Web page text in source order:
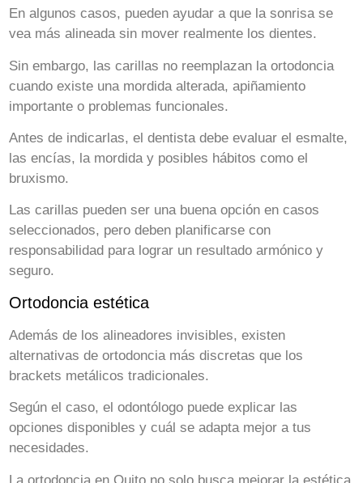
En algunos casos, pueden ayudar a que la sonrisa se
vea más alineada sin mover realmente los dientes.
Sin embargo, las carillas no reemplazan la ortodoncia
cuando existe una mordida alterada, apiñamiento
importante o problemas funcionales.
Antes de indicarlas, el dentista debe evaluar el esmalte,
las encías, la mordida y posibles hábitos como el
bruxismo.
Las carillas pueden ser una buena opción en casos
seleccionados, pero deben planificarse con
responsabilidad para lograr un resultado armónico y
seguro.
Ortodoncia estética
Además de los alineadores invisibles, existen
alternativas de ortodoncia más discretas que los
brackets metálicos tradicionales.
Según el caso, el odontólogo puede explicar las
opciones disponibles y cuál se adapta mejor a tus
necesidades.
La ortodoncia en Quito no solo busca mejorar la estética